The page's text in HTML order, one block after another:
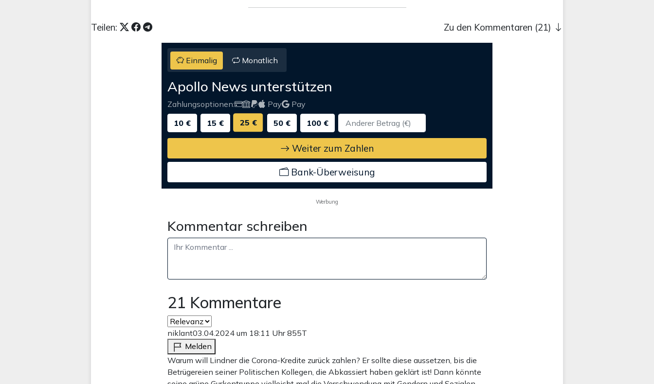
Teilen: Zu den Kommentaren (21)
Einmalig Monatlich
Apollo News unterstützen
Zahlungsoptionen: Pay
Pay
10 €
15 € 25 € 50 € 100 €
Weiter zum Zahlen
Bank-Überweisung
Werbung
Kommentar schreiben
21 Kommentare
niklant03.04.2024 um 18:11 Uhr855T
Melden
Warum will Lindner die Corona-Kredite zurück zahlen? Er sollte diese aussetzen, bis die
Betrügereien seiner Politischen Kollegen, die Abkassiert haben geklärt ist! Dann könnte